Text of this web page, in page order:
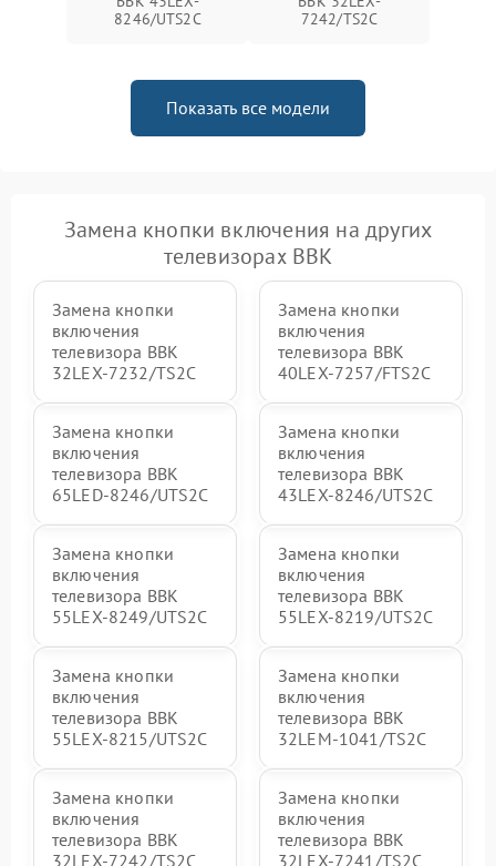
8246/UTS2C
7242/TS2C
Показать все модели
Замена кнопки включения на других
телевизорах BBK
Замена кнопки
включения
телевизора BBK
32LEX-7232/TS2C
Замена кнопки
включения
телевизора BBK
40LEX-7257/FTS2C
Замена кнопки
включения
телевизора BBK
65LED-8246/UTS2C
Замена кнопки
включения
телевизора BBK
43LEX-8246/UTS2C
Замена кнопки
включения
телевизора BBK
55LEX-8249/UTS2C
Замена кнопки
включения
телевизора BBK
55LEX-8219/UTS2C
Замена кнопки
включения
телевизора BBK
55LEX-8215/UTS2C
Замена кнопки
включения
телевизора BBK
32LEM-1041/TS2C
Замена кнопки
включения
телевизора BBK
32LEX-7242/TS2C
Замена кнопки
включения
телевизора BBK
32LEX-7241/TS2C